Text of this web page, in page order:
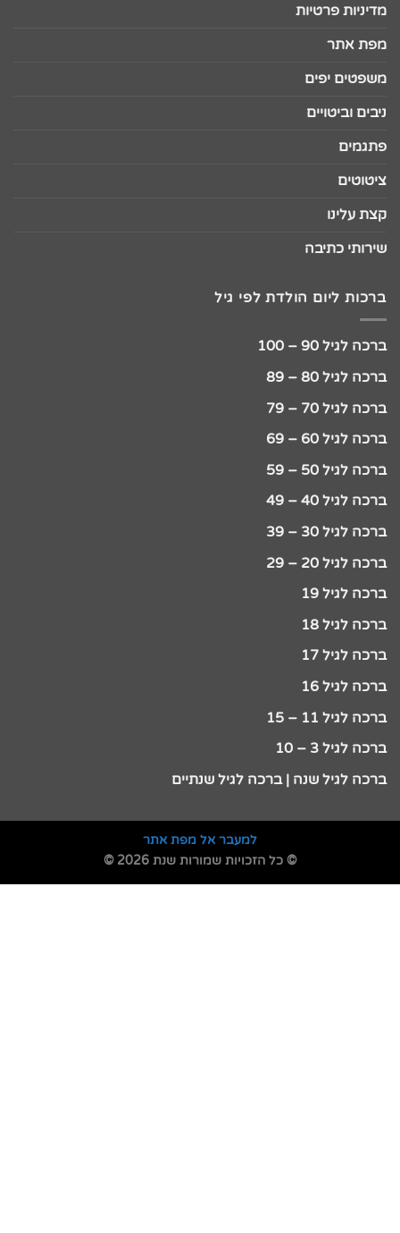
מדיניות פרטיות
מפת אתר
משפטים יפים
ניבים וביטויים
פתגמים
ציטוטים
קצת עלינו
שירותי כתיבה
ברכות ליום הולדת לפי גיל
ברכה לגיל 90 – 100
ברכה לגיל 80 – 89
ברכה לגיל 70 – 79
ברכה לגיל 60 – 69
ברכה לגיל 50 – 59
ברכה לגיל 40 – 49
ברכה לגיל 30 – 39
ברכה לגיל 20 – 29
ברכה לגיל 19
ברכה לגיל 18
ברכה לגיל 17
ברכה לגיל 16
ברכה לגיל 11 – 15
ברכה לגיל 3 – 10
ברכה לגיל שנה | ברכה לגיל שנתיים
למעבר אל מפת אתר
© כל הזכויות שמורות שנת 2026 ©